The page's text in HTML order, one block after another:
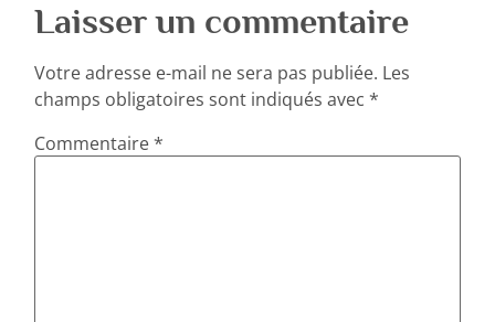
Laisser un commentaire
Votre adresse e-mail ne sera pas publiée. Les
champs obligatoires sont indiqués avec*
Commentaire*